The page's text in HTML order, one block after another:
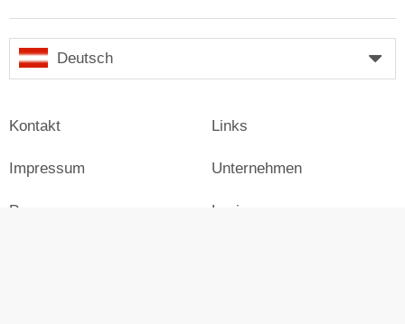
Deutsch
Kontakt
Impressum
Presse
Links
Unternehmen
Login